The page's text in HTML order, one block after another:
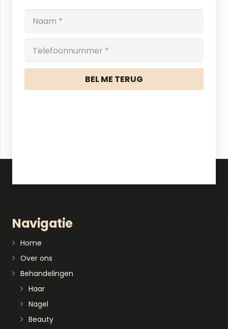
BEL ME TERUG
Navigatie
Home
Over ons
Behandelingen
Haar
Nagel
Beauty